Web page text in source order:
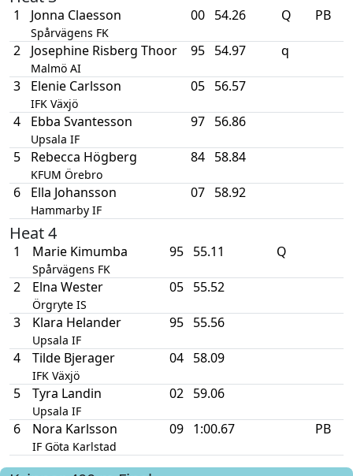
1 Jonna Claesson
Spårvägens FK
00 54.26 Q PB
2 Josephine Risberg Thoor
Malmö AI
95 54.97 q
3 Elenie Carlsson
IFK Växjö
05 56.57
4 Ebba Svantesson
Upsala IF
97 56.86
5 Rebecca Högberg
KFUM Örebro
84 58.84
6 Ella Johansson
Hammarby IF
07 58.92
Heat 4
1 Marie Kimumba
Spårvägens FK
95 55.11 Q
2 Elna Wester
Örgryte IS
05 55.52
3 Klara Helander
Upsala IF
95 55.56
4 Tilde Bjerager
IFK Växjö
04 58.09
5 Tyra Landin
Upsala IF
02 59.06
6 Nora Karlsson
IF Göta Karlstad
09 1:00.67 PB